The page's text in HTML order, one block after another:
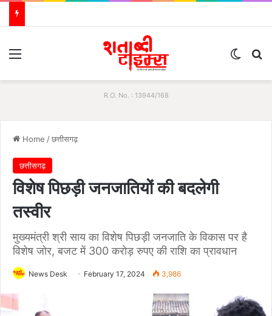
R.O. No. : 13944/168
Home /छत्तीसगढ़
छत्तीसगढ़
विशेष पिछड़ी जनजातियों की बदलेगी
तस्वीर
मुख्यमंत्री श्री साय का विशेष पिछड़ी जनजाति के विकास पर है
विशेष जोर, बजट में 300 करोड़ रुपए की राशि का प्रावधान
News Desk February 17, 2024 3,986